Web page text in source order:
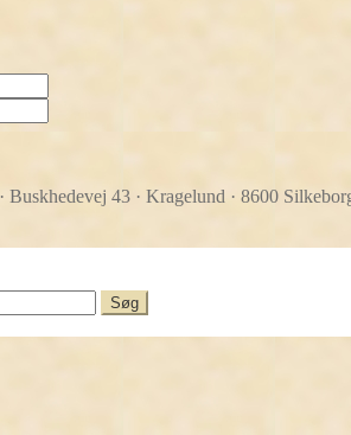
· Buskhedevej 43 · Kragelund · 8600
Søg